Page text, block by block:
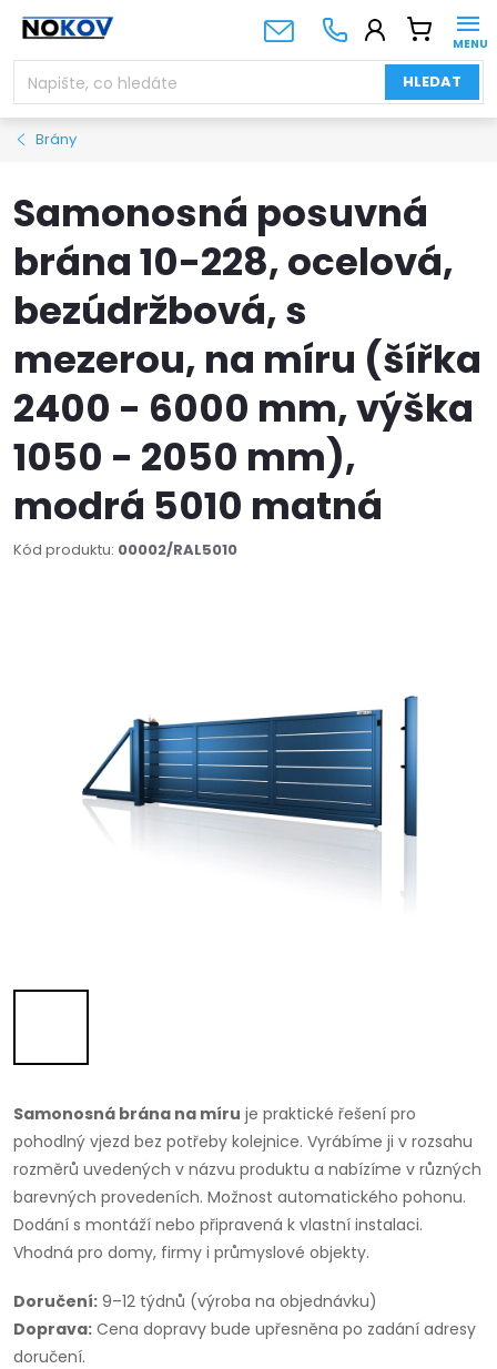
Přejít
obsah
HLEDAT
NÁKUPNÍ
KOŠÍK
Brány
Samonosná posuvná
brána 10-228, ocelová,
bezúdržbová, s
mezerou, na míru (šířka
2400 - 6000 mm, výška
1050 - 2050 mm),
modrá 5010 matná
Kód produktu: 00002/RAL5010
Samonosná brána na míru je praktické řešení pro
pohodlný vjezd bez potřeby kolejnice. Vyrábíme ji v rozsahu
rozměrů uvedených v názvu produktu a nabízíme v různých
barevných provedeních. Možnost automatického pohonu.
Dodání s montáží nebo připravená k vlastní instalaci.
Vhodná pro domy, firmy i průmyslové objekty.
Doručení: 9–12 týdnů (výroba na objednávku)
Doprava: Cena dopravy bude upřesněna po zadání adresy
doručení.